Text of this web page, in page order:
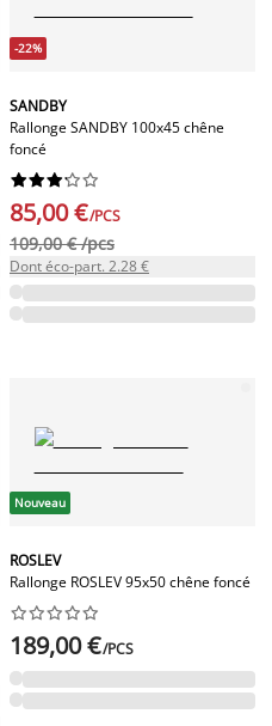
-22%
SANDBY
Rallonge SANDBY 100x45 chêne
foncé






85,00 €/PCS
109,00 € /pcs
Dont éco-part. 2.28 €
Nouveau
ROSLEV
Rallonge ROSLEV 95x50 chêne foncé






189,00 €/PCS